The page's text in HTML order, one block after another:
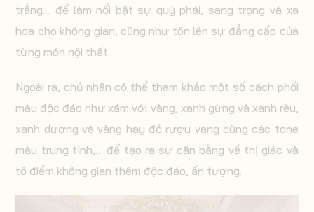
trắng… để làm nổi bật sự quý phái, sang trọng và xa
hoa cho không gian, cũng như tôn lên sự đẳng cấp của
từng món nội thất.
Ngoài ra, chủ nhân có thể tham khảo một số cách phối
màu độc đáo như xám với vàng, xanh gừng và xanh rêu,
xanh dương và vàng hay đỏ rượu vang cùng các tone
màu trung tính,… để tạo ra sự cân bằng về thị giác và
tô điểm không gian thêm độc đáo, ấn tượng.